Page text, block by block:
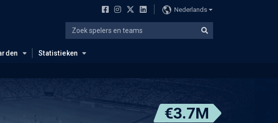
Nederlands
Statistieken
€3.7M